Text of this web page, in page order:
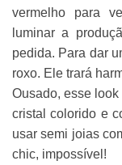
vermelho para
luminar a
pedida. Para dar
roxo. Ele trará
Ousado, esse
cristal colorido e
usar semi joias
chic, impossível!